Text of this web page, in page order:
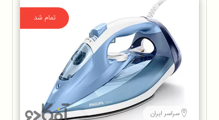
تمام شد
سراسر ایران